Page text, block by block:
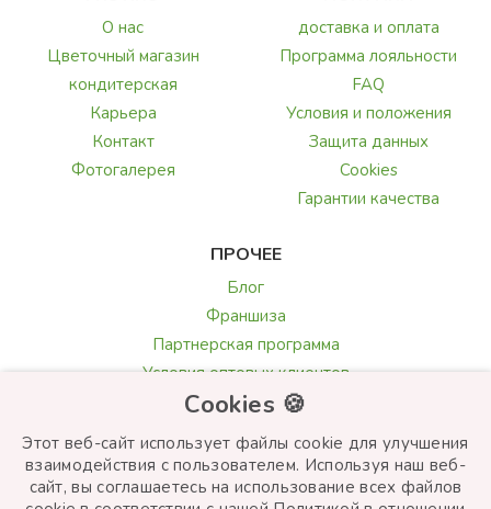
О нас
Цветочный магазин
кондитерская
Карьера
Контакт
Фотогалерея
доставка и оплата
Программа лояльности
FAQ
Условия и положения
Защита данных
Cookies
Гарантии качества
ПРОЧЕЕ
Блог
Франшиза
Партнерская программа
Условия оптовых клиентов
Галерея и обзоры
Текст поздравления
Выбор цветов
Cookies 🍪
Этот веб-сайт использует файлы cookie для улучшения
взаимодействия с пользователем. Используя наш веб-
сайт, вы соглашаетесь на использование всех файлов